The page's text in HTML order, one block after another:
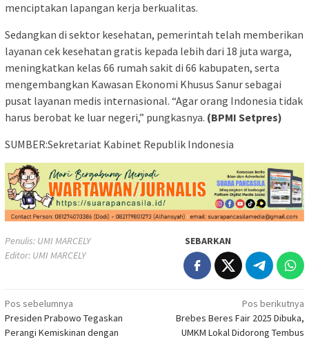
menciptakan lapangan kerja berkualitas.
Sedangkan di sektor kesehatan, pemerintah telah memberikan
layanan cek kesehatan gratis kepada lebih dari 18 juta warga,
meningkatkan kelas 66 rumah sakit di 66 kabupaten, serta
mengembangkan Kawasan Ekonomi Khusus Sanur sebagai
pusat layanan medis internasional. “Agar orang Indonesia tidak
harus berobat ke luar negeri,” pungkasnya. (BPMI Setpres)
SUMBER:Sekretariat Kabinet Republik Indonesia
Penulis: UMI MARCELY
Editor: UMI MARCELY
SEBARKAN
Navigasi
pos
Pos sebelumnya
Presiden Prabowo Tegaskan
Perangi Kemiskinan dengan
Pos berikutnya
Brebes Beres Fair 2025 Dibuka,
UMKM Lokal Didorong Tembus